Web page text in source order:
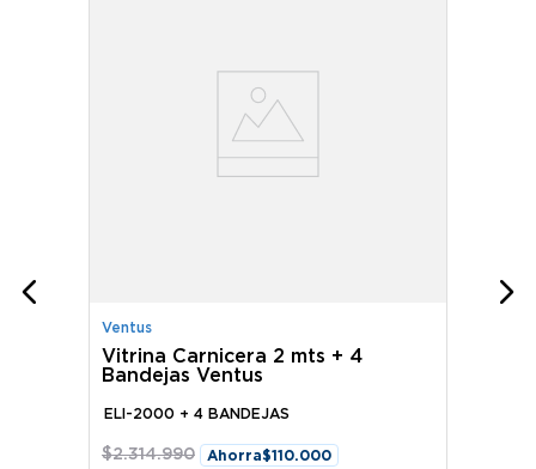
Ventus
Vitrina Carnicera 2 mts + 4
Bandejas Ventus
ELI-2000 + 4 BANDEJAS
$2.314.990 Ahorra$110.000